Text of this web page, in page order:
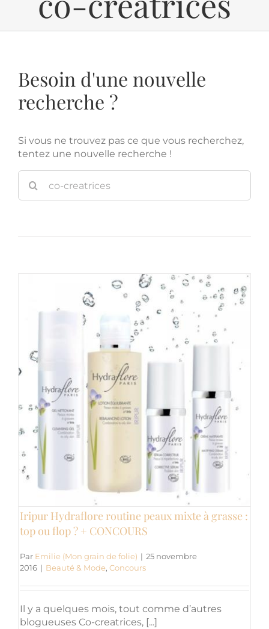
Besoin d'une nouvelle
recherche ?
Si vous ne trouvez pas ce que vous recherchez,
tentez une nouvelle recherche !
Iripur Hydraflore routine peaux mixte à grasse :
top ou flop ? + CONCOURS
Par Emilie (Mon grain de folie) | 25 novembre
2016 | Beauté & Mode, Concours
Il y a quelques mois, tout comme d’autres
blogueuses Co-creatrices, [...]